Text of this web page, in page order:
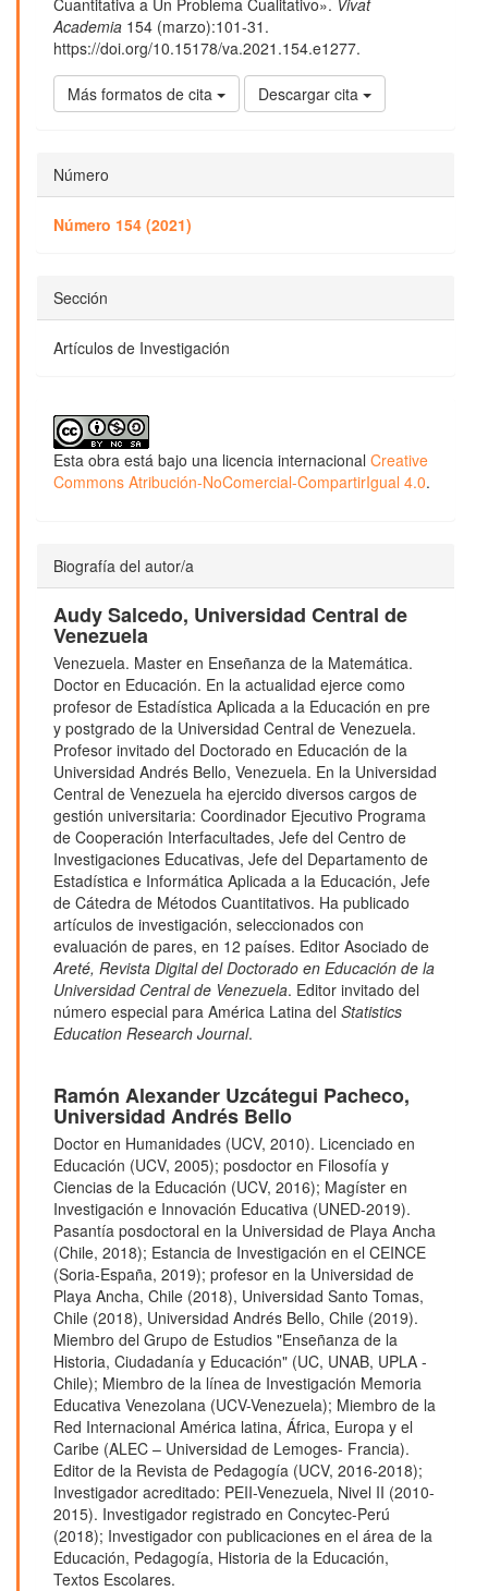
Academia 154 (marzo):101-31.
https://doi.org/10.15178/va.2021.154.e1277.
Más formatos de cita Descargar cita
Número
Número 154 (2021)
Sección
Artículos de Investigación
Esta obra está bajo una licencia internacional Creative
Commons Atribución-NoComercial-CompartirIgual 4.0.
Biografía del autor/a
Audy Salcedo, Universidad Central de
Venezuela
Venezuela. Master en Enseñanza de la Matemática.
Doctor en Educación. En la actualidad ejerce como
profesor de Estadística Aplicada a la Educación en pre
y postgrado de la Universidad Central de Venezuela.
Profesor invitado del Doctorado en Educación de la
Universidad Andrés Bello, Venezuela. En la Universidad
Central de Venezuela ha ejercido diversos cargos de
gestión universitaria: Coordinador Ejecutivo Programa
de Cooperación Interfacultades, Jefe del Centro de
Investigaciones Educativas, Jefe del Departamento de
Estadística e Informática Aplicada a la Educación, Jefe
de Cátedra de Métodos Cuantitativos. Ha publicado
artículos de investigación, seleccionados con
evaluación de pares, en 12 países. Editor Asociado de
Areté, Revista Digital del Doctorado en Educación de la
Universidad Central de Venezuela. Editor invitado del
número especial para América Latina del Statistics
Education Research Journal.
Ramón Alexander Uzcátegui Pacheco,
Universidad Andrés Bello
Doctor en Humanidades (UCV, 2010). Licenciado en
Educación (UCV, 2005); posdoctor en Filosofía y
Ciencias de la Educación (UCV, 2016); Magíster en
Investigación e Innovación Educativa (UNED-2019).
Pasantía posdoctoral en la Universidad de Playa Ancha
(Chile, 2018); Estancia de Investigación en el CEINCE
(Soria-España, 2019); profesor en la Universidad de
Playa Ancha, Chile (2018), Universidad Santo Tomas,
Chile (2018), Universidad Andrés Bello, Chile (2019).
Miembro del Grupo de Estudios "Enseñanza de la
Historia, Ciudadanía y Educación" (UC, UNAB, UPLA -
Chile); Miembro de la línea de Investigación Memoria
Educativa Venezolana (UCV-Venezuela); Miembro de la
Red Internacional América latina, África, Europa y el
Caribe (ALEC – Universidad de Lemoges- Francia).
Editor de la Revista de Pedagogía (UCV, 2016-2018);
Investigador acreditado: PEII-Venezuela, Nivel II (2010-
2015). Investigador registrado en Concytec-Perú
(2018); Investigador con publicaciones en el área de la
Educación, Pedagogía, Historia de la Educación,
Textos Escolares.